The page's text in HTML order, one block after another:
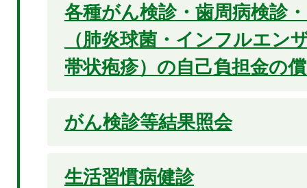
各種がん検診・歯周病検診
（肺炎球菌・インフルエン
帯状疱疹）の自己負担金の
がん検診等結果照会
生活習慣病健診